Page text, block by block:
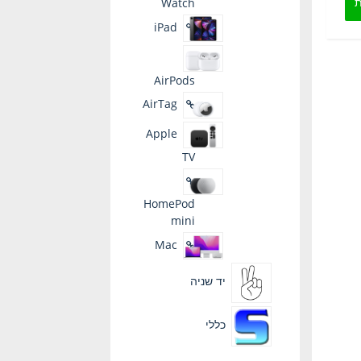
Watch
iPad
AirPods
AirTag
Apple
TV
HomePod
mini
Mac
יד שניה
כללי